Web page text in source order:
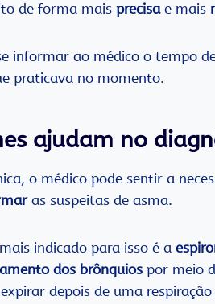
de forma mais precisa e mais
informar ao médico o tempo
praticava no momento.
ajudam no
o médico pode sentir a
as suspeitas de asma.
indicado para isso é a
dos brônquios por meio
depois de uma